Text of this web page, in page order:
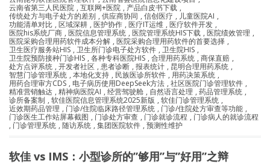
云南省第三人民医院 , 互联网+医院 , 产品白皮书下载 ,
传统处方与电子处方的差别 , 供应商协同 , 信创医疗 , 儿童医院AI ,
功能清单对比 , 区域深耕 , 医护协作 , 医疗IT运维 , 医疗软件开发 ,
医院his系统厂商 , 医院信息管理系统 , 医院管理系统HIS下载 , 医院绩效管理 ,
医院采购合理用药软件成本分解 , 医院采购合理用药软件的首要选择 ,
卫生医疗服务站HIS , 卫生所门诊电子处方软件 , 卫生院HIS ,
卫生院预防接种门诊HIS , 各种专科医院HIS , 合理用药系统 , 商保直赔 ,
处方点评系统 , 开发者社区 , 患者诊断 , 报表统计 , 昆明合理用药系统 ,
智慧门诊管理系统 , 本地化支持 , 民族医诊所软件 , 用药决策系统 ,
用药合理审方CDS , 电子病历使用DeepSeek方法 , 社区医院门诊管理软件 ,
精准营销触达 , 精神病医院AI , 经营驾驶舱 , 自然语言处理 , 药品管理系统 ,
诊所备案制 , 软佳医院信息管理系统2025新版 , 软佳门诊管理系统 ,
近效期药品管理 , 门诊/住院临床路径管理系统 , 门诊/住院处方审查等功能 ,
门诊医生工作站屏幕截图 , 门诊处方审查 , 门诊就诊流程 , 门诊病人的就诊流程
, 门诊管理系统 , 随访系统 , 集团医院软件 , 预测性维护
软佳 vs IMS：小型诊所的”够用”与”好用”之辩